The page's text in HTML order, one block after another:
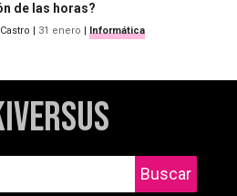
de las horas?
31 enero Informática
Buscar